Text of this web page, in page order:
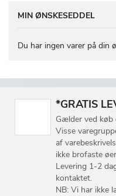
MIN ØNSKESEDDEL
Du har ingen varer på din
*GRATIS
Gælder ved køb
Visse
af
ikke brofaste
Levering 1-2
kontaktet.
NB: Vi har ikke